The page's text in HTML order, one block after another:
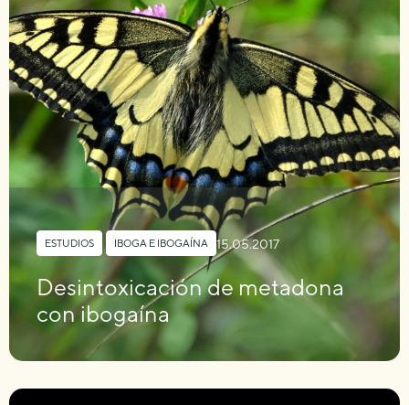
ESTUDIOS IBOGA E IBOGAÍNA 15.05.2017
Desintoxicación de metadona
con ibogaína